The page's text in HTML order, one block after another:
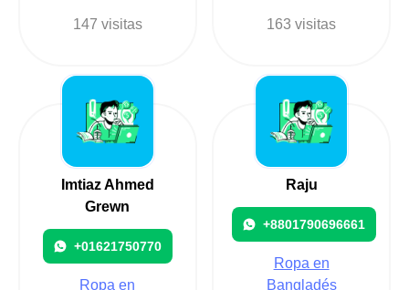
147 visitas 163 visitas
Imtiaz Ahmed
Grewn
+01621750770
Ropa en
Raju
+8801790696661
Ropa en
Bangladés